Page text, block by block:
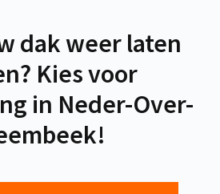
dak weer laten
Kies voor
in Neder-Over-